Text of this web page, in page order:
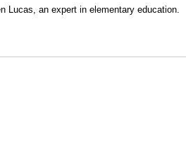
Lucas, an expert in elementary education.